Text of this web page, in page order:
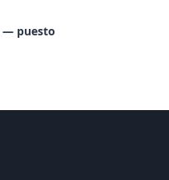
— puesto